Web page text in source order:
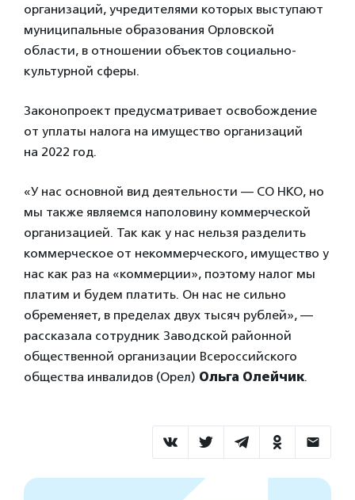
организаций, учредителями которых выступают
муниципальные образования Орловской
области, в отношении объектов социально-
культурной сферы.
Законопроект предусматривает освобождение
от уплаты налога на имущество организаций
на 2022 год.
«У нас основной вид деятельности — СО НКО, но
мы также являемся наполовину коммерческой
организацией. Так как у нас нельзя разделить
коммерческое от некоммерческого, имущество у
нас как раз на «коммерции», поэтому налог мы
платим и будем платить. Он нас не сильно
обременяет, в пределах двух тысяч рублей», —
рассказала сотрудник Заводской районной
общественной организации Всероссийского
общества инвалидов (Орел) Ольга Олейчик.